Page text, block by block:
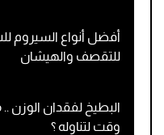
أفضل أنواع السيروم
للتقصف والهيشان
البطيخ لفقدان الوزن
وقت لتناوله ؟